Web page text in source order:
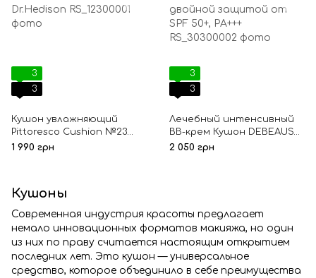
3
3
Кушон увлажняющий
Pittoresco Cushion №23
SPF50 со сменным блоком
1 990 грн
3
3
Лечебный интенсивный
ВВ-крем Кушон DEBEAUS
BIO INNER PRESTIGE c
2 050 грн
Кушоны
Современная индустрия красоты предлагает
немало инновационных форматов макияжа, но один
из них по праву считается настоящим открытием
последних лет. Это кушон — универсальное
средство, которое объединило в себе преимущества